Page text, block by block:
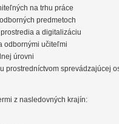
na trhu práce
predmetoch
a digitalizáciu
odbornými učiteľmi
úrovni
prostredníctvom sprevádzajúcej
z nasledovných krajín: